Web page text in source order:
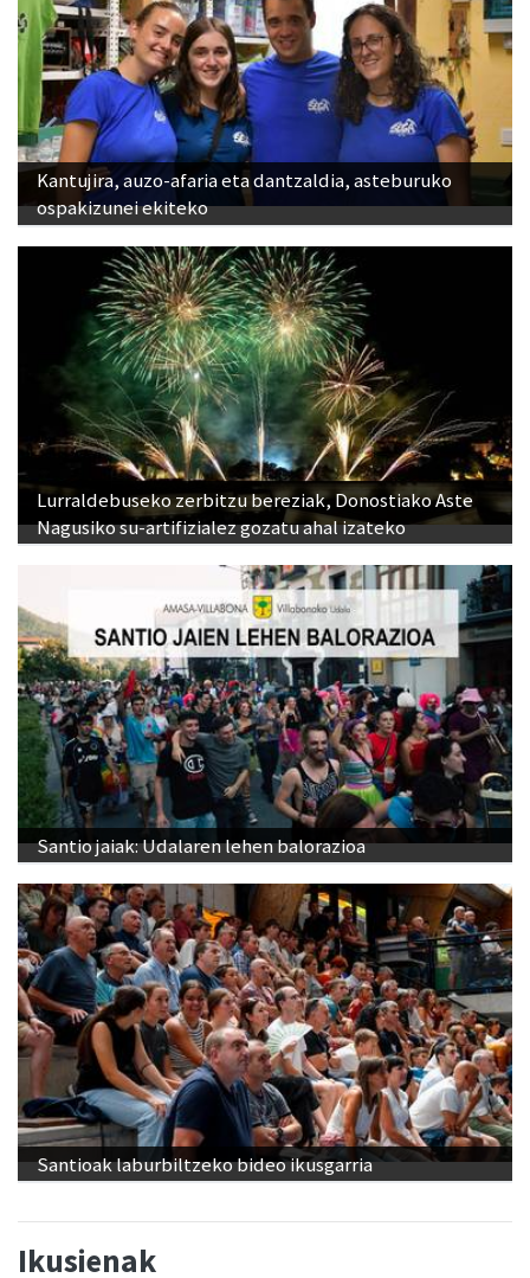
Kantujira, auzo-afaria eta dantzaldia, asteburuko
ospakizunei ekiteko
Lurraldebuseko zerbitzu bereziak, Donostiako Aste
Nagusiko su-artifizialez gozatu ahal izateko
Santio jaiak: Udalaren lehen balorazioa
Santioak laburbiltzeko bideo ikusgarria
Ikusienak